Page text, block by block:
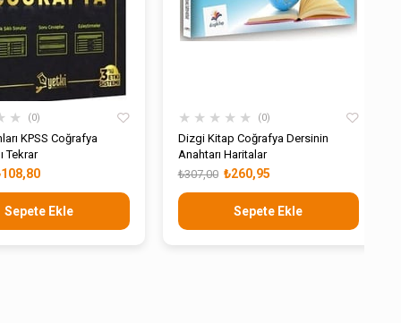
★ 0
KPSS Coğrafya
Tekrar
Sepete Ekle
★ ★ ★ ★ ★ 0
Dizgi Kitap Coğrafya Dersinin
Anahtarı Haritalar
₺260,95
₺307,00
Sepete Ekle